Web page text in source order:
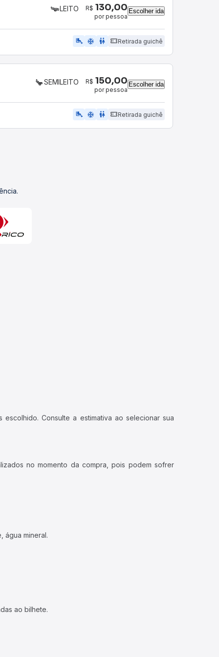
LEITO R$ 130,00
por pessoa
Escolher ida
airline_seat_legroom_extra ac_unit wc Retirada guichê
SEMILEITO R$ 150,00
por pessoa
Escolher ida
airline_seat_legroom_extra ac_unit WC Retirada guichê
Consulte a estimativa ao selecionar sua
no momento da compra, pois podem sofrer
água mineral.
ao bilhete.